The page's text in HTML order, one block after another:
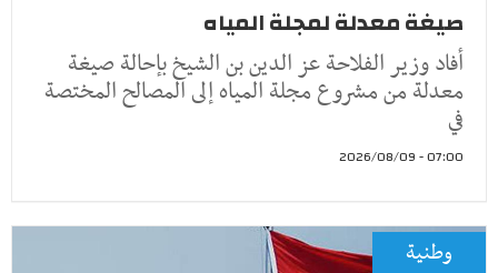
صيغة معدلة لمجلة المياه
أفاد وزير الفلاحة عز الدين بن الشيخ بإحالة صيغة
معدلة من مشروع مجلة المياه إلى المصالح المختصة
في
07:00 - 2026/08/09
وطنية